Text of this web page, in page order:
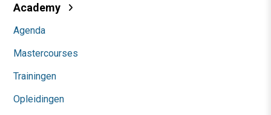
Academy
Agenda
Mastercourses
Trainingen
Opleidingen